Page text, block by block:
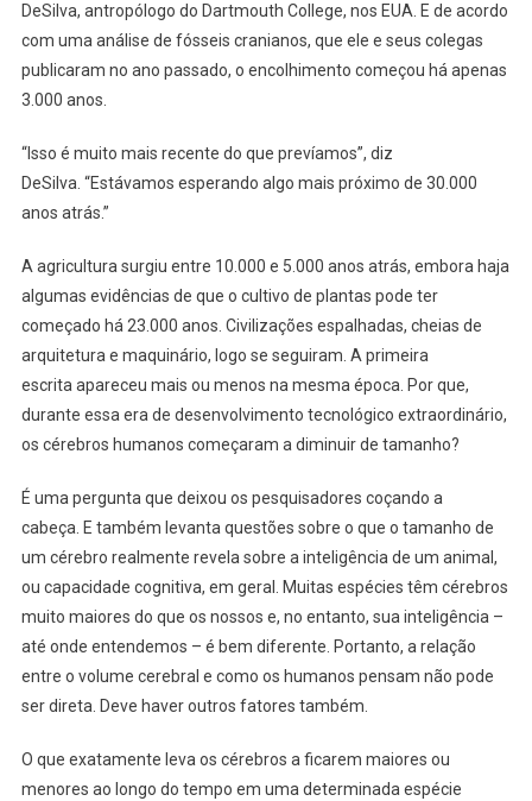
DeSilva, antropólogo do Dartmouth College, nos EUA. E de acordo
com uma análise de fósseis cranianos, que ele e seus colegas
publicaram no ano passado, o encolhimento começou há apenas
3.000 anos.
“Isso é muito mais recente do que prevíamos”, diz
DeSilva. “Estávamos esperando algo mais próximo de 30.000
anos atrás.”
A agricultura surgiu entre 10.000 e 5.000 anos atrás, embora haja
algumas evidências de que o cultivo de plantas pode ter
começado há 23.000 anos. Civilizações espalhadas, cheias de
arquitetura e maquinário, logo se seguiram. A primeira
escrita apareceu mais ou menos na mesma época. Por que,
durante essa era de desenvolvimento tecnológico extraordinário,
os cérebros humanos começaram a diminuir de tamanho?
É uma pergunta que deixou os pesquisadores coçando a
cabeça. E também levanta questões sobre o que o tamanho de
um cérebro realmente revela sobre a inteligência de um animal,
ou capacidade cognitiva, em geral. Muitas espécies têm cérebros
muito maiores do que os nossos e, no entanto, sua inteligência –
até onde entendemos – é bem diferente. Portanto, a relação
entre o volume cerebral e como os humanos pensam não pode
ser direta. Deve haver outros fatores também.
O que exatamente leva os cérebros a ficarem maiores ou
menores ao longo do tempo em uma determinada espécie